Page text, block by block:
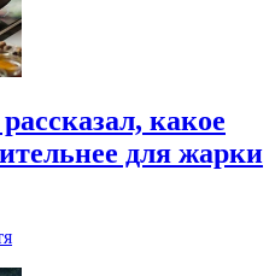
какое
для жарки